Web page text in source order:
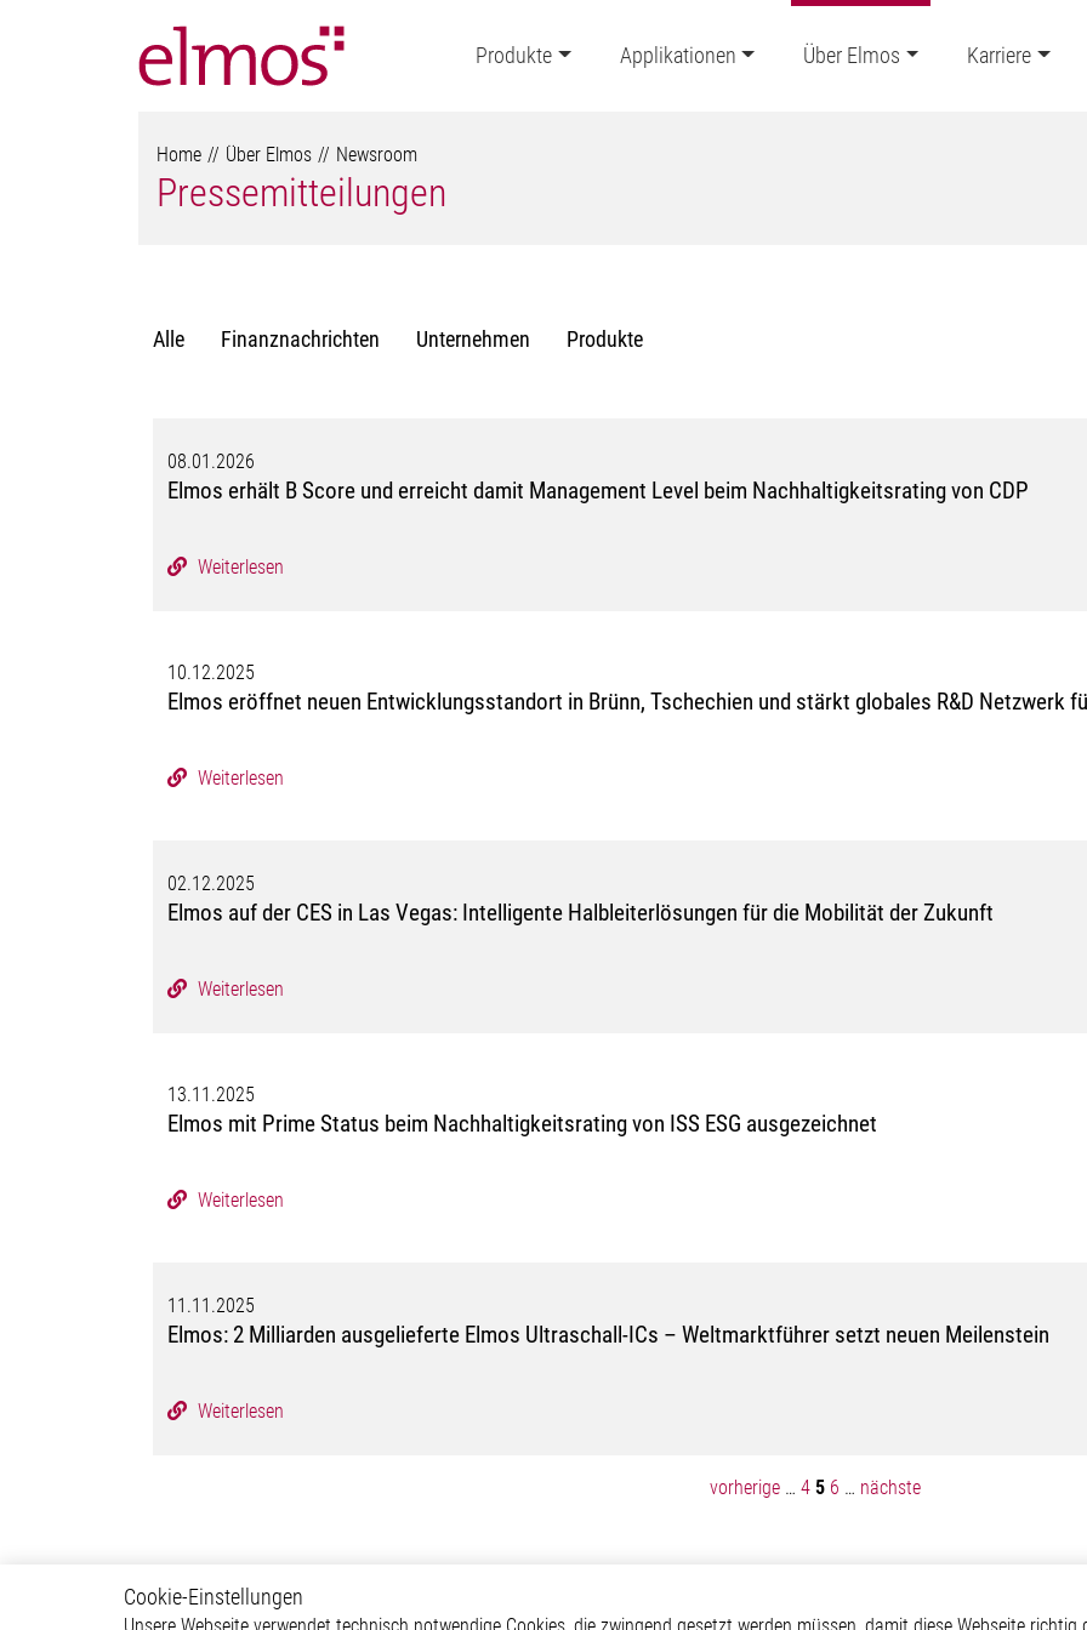
Produkte Applikationen Über Elmos Karriere
Home Über Elmos Newsroom
Pressemitteilungen
Alle Finanznachrichten Unternehmen Produkte
08.01.2026
Elmos erhält B Score und erreicht damit Management Level beim Nachhaltigkeitsrating von CDP
Weiterlesen
10.12.2025
Elmos eröffnet neuen Entwicklungsstandort in Brünn, Tschechien und stärkt globales R&D Netzwerk
Weiterlesen
02.12.2025
Elmos auf der CES in Las Vegas: Intelligente Halbleiterlösungen für die Mobilität der Zukunft
Weiterlesen
13.11.2025
Elmos mit Prime Status beim Nachhaltigkeitsrating von ISS ESG ausgezeichnet
Weiterlesen
11.11.2025
Elmos: 2 Milliarden ausgelieferte Elmos Ultraschall-ICs – Weltmarktführer setzt neuen Meilenstein
Weiterlesen
vorherige … 4 5 6 … nächste
Newsroom Über Elmos Applikationen Weitere Links
Cookie-Einstellungen